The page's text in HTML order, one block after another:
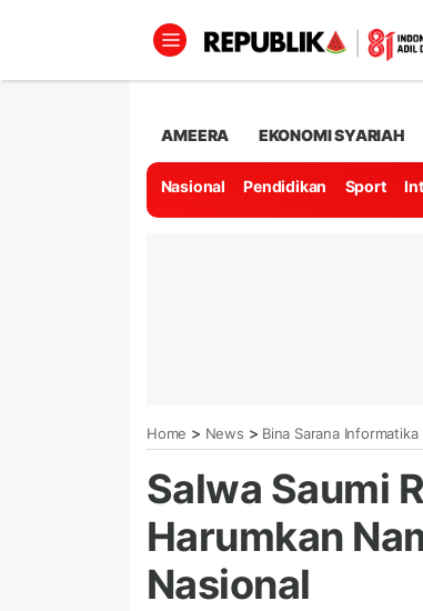
AMEERA EKONOMI SYARIAH
Nasional Pendidikan Sport
Home > News > Bina Sarana Informatika
Salwa Saumi
Harumkan
Nasional